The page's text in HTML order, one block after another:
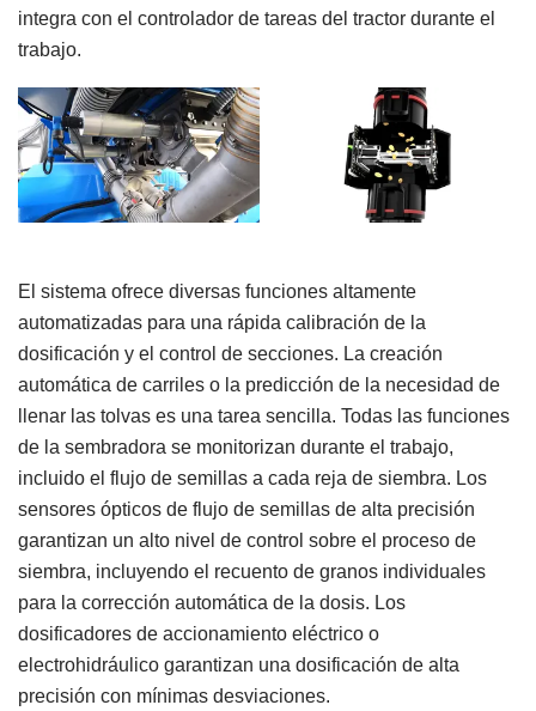
integra con el controlador de tareas del tractor durante el
trabajo.
El sistema ofrece diversas funciones altamente
automatizadas para una rápida calibración de la
dosificación y el control de secciones. La creación
automática de carriles o la predicción de la necesidad de
llenar las tolvas es una tarea sencilla. Todas las funciones
de la sembradora se monitorizan durante el trabajo,
incluido el flujo de semillas a cada reja de siembra. Los
sensores ópticos de flujo de semillas de alta precisión
garantizan un alto nivel de control sobre el proceso de
siembra, incluyendo el recuento de granos individuales
para la corrección automática de la dosis. Los
dosificadores de accionamiento eléctrico o
electrohidráulico garantizan una dosificación de alta
precisión con mínimas desviaciones.